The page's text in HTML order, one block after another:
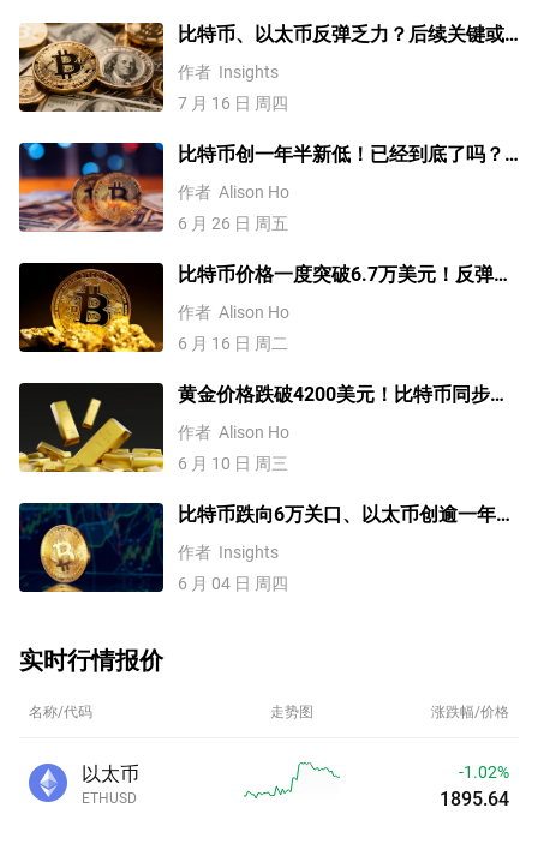
比特币、以太币反弹乏力？后续关键或
需关注国际油价变化！
作者 Insights
7 月 16 日 周四
比特币创一年半新低！已经到底了吗？
分析师这样说
作者 Alison Ho
6 月 26 日 周五
比特币价格一度突破6.7万美元！反弹之
路开启?
作者 Alison Ho
6 月 16 日 周二
黄金价格跌破4200美元！比特币同步下
挫！流动性危机卷土重来？
作者 Alison Ho
6 月 10 日 周三
比特币跌向6万关口、以太币创逾一年新
低！一技术形态预示跌势未结束！
作者 Insights
6 月 04 日 周四
实时行情报价
名称/代码 走势图 涨跌幅/价格
以太币
ETHUSD
-1.02%
1895.64